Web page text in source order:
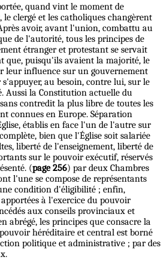
quand vint le moment de
clergé et les catholiques changèrent
avoir, avant l'union, combattu au
de l'autorité, tous les principes de
étranger et protestant se servait
que, puisqu'ils avaient la majorité, le
leur influence sur un gouvernement
au besoin, contre lui, sur le
Aussi la Constitution actuelle du
contredit la plus libre de toutes les
connues en Europe. Séparation
établis en face l'un de l'autre sur
bien que l'Église soit salariée
liberté de l'enseignement, liberté de
sur le pouvoir exécutif, réservés
(page 256) par deux Chambres
l'une se compose de représentants
condition d'éligibilité ; enfin,
à l'exercice du pouvoir
aux conseils provinciaux et
abrégé, les principes que consacre la
héréditaire et central est borné
politique et administrative ; par des